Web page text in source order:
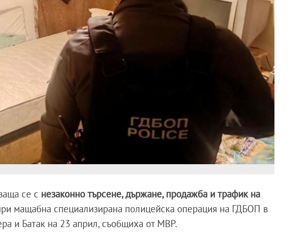
се с незаконно търсене, държане, продажба и трафик на
мащабна специализирана полицейска операция на ГДБОП в
и Батак на 23 април, съобщиха от МВР.